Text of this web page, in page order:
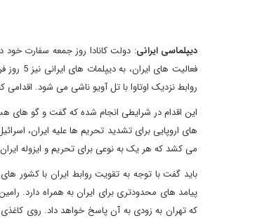
دیپلماسی ایرانی: دولت کانادا روز جمعه سفارت خود
روابط نزدیک اوتاوا با تل آویو ناشی می شود.
های اروپایی برای تشدید تحریم ها علیه ایران،
می کشد که هر یک به نوعی برای تحریم و ایزوله
باید گفت با توجه به تقویت روابط ایران با کشور
پیامد های محدودتری برای ایران به همراه دارد.
که تهران به زودی به آن پاسخ خواهد داد. روی